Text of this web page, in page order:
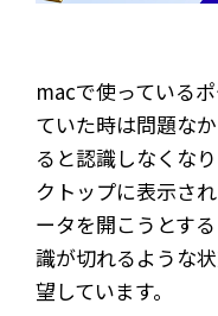
macで使っている
ていた時は問題な
ると認識しなくな
クトップに表示さ
ータを開こうとす
識が切れるような
望しています。